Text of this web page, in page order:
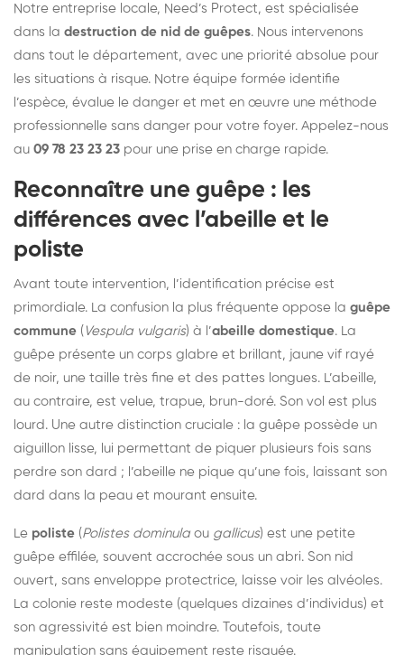
Notre entreprise locale, Need’s Protect, est spécialisée
dans la destruction de nid de guêpes. Nous intervenons
dans tout le département, avec une priorité absolue pour
les situations à risque. Notre équipe formée identifie
l’espèce, évalue le danger et met en œuvre une méthode
professionnelle sans danger pour votre foyer. Appelez-nous
au 09 78 23 23 23 pour une prise en charge rapide.
Reconnaître une guêpe : les
différences avec l’abeille et le
poliste
Avant toute intervention, l’identification précise est
primordiale. La confusion la plus fréquente oppose la guêpe
commune ( Vespula vulgaris) à l’abeille domestique. La
guêpe présente un corps glabre et brillant, jaune vif rayé
de noir, une taille très fine et des pattes longues. L’abeille,
au contraire, est velue, trapue, brun-doré. Son vol est plus
lourd. Une autre distinction cruciale : la guêpe possède un
aiguillon lisse, lui permettant de piquer plusieurs fois sans
perdre son dard ; l’abeille ne pique qu’une fois, laissant son
dard dans la peau et mourant ensuite.
Le poliste (Polistes dominula ou gallicus) est une petite
guêpe effilée, souvent accrochée sous un abri. Son nid
ouvert, sans enveloppe protectrice, laisse voir les alvéoles.
La colonie reste modeste (quelques dizaines d’individus) et
son agressivité est bien moindre. Toutefois, toute
manipulation sans équipement reste risquée.